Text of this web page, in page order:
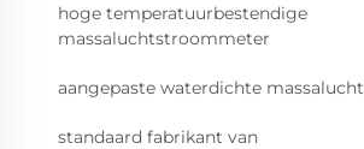
hoge temperatuurbestendige
massaluchtstroommeter
aangepaste waterdichte
standaard fabrikant van